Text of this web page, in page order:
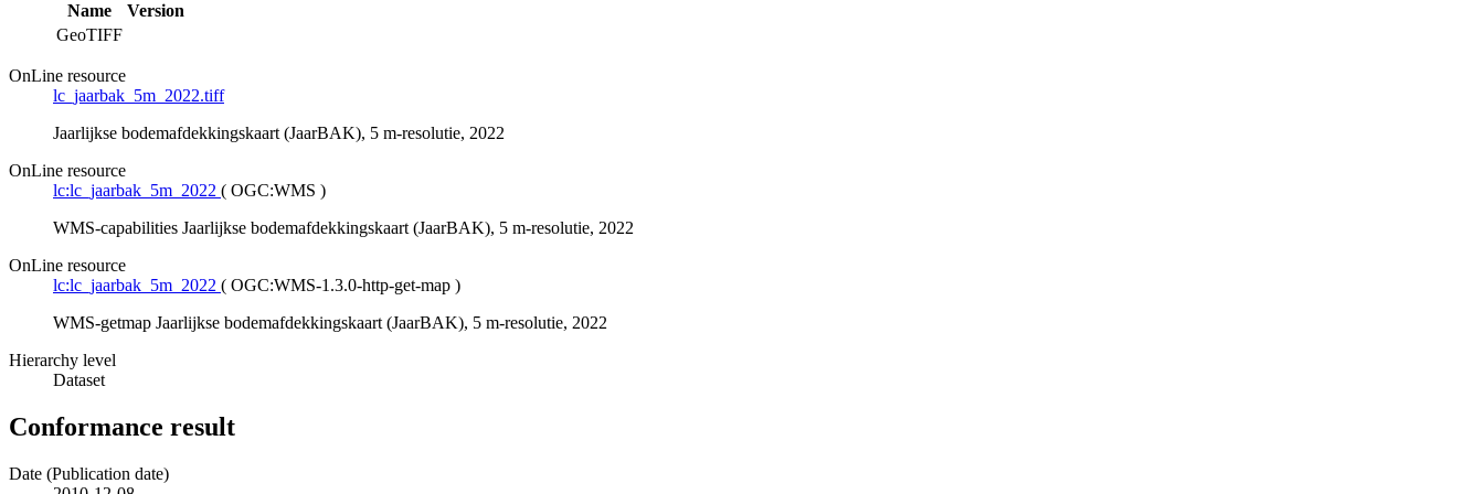
Name
Version
GeoTIFF
OnLine resource
lc_jaarbak_5m_2022.tiff
Jaarlijkse bodemafdekkingskaart (JaarBAK), 5 m-resolutie, 2022
OnLine resource
lc:lc_jaarbak_5m_2022 ( OGC:WMS )
WMS-capabilities Jaarlijkse bodemafdekkingskaart (JaarBAK), 5 m-resolutie, 2022
OnLine resource
lc:lc_jaarbak_5m_2022 ( OGC:WMS-1.3.0-http-get-map )
WMS-getmap Jaarlijkse bodemafdekkingskaart (JaarBAK), 5 m-resolutie, 2022
Hierarchy level
Dataset
Conformance result
Date (Publication date)